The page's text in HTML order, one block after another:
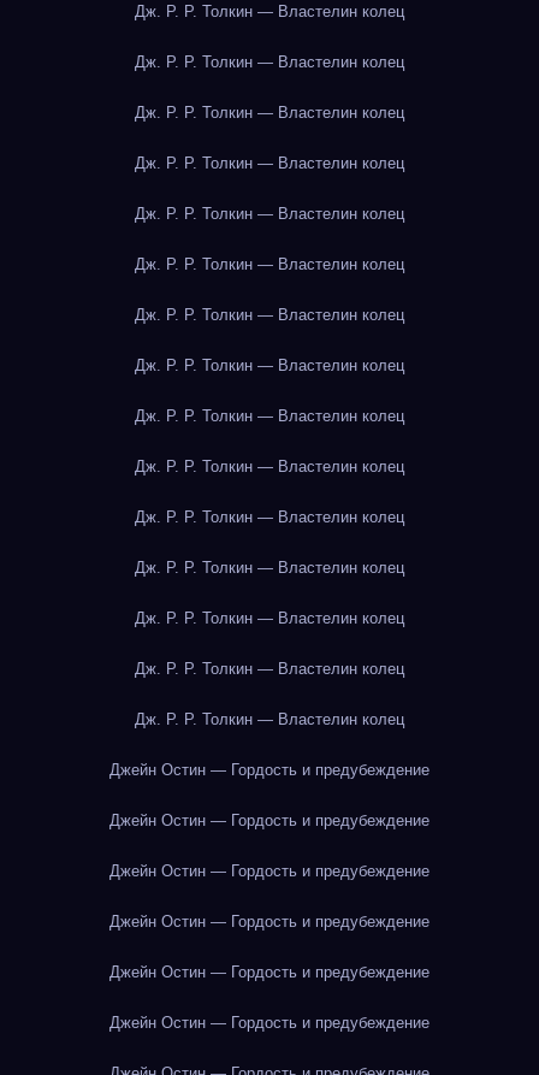
Дж. Р. Р. Толкин — Властелин колец
Дж. Р. Р. Толкин — Властелин колец
Дж. Р. Р. Толкин — Властелин колец
Дж. Р. Р. Толкин — Властелин колец
Дж. Р. Р. Толкин — Властелин колец
Дж. Р. Р. Толкин — Властелин колец
Дж. Р. Р. Толкин — Властелин колец
Дж. Р. Р. Толкин — Властелин колец
Дж. Р. Р. Толкин — Властелин колец
Дж. Р. Р. Толкин — Властелин колец
Дж. Р. Р. Толкин — Властелин колец
Дж. Р. Р. Толкин — Властелин колец
Дж. Р. Р. Толкин — Властелин колец
Дж. Р. Р. Толкин — Властелин колец
Дж. Р. Р. Толкин — Властелин колец
Джейн Остин — Гордость и предубеждение
Джейн Остин — Гордость и предубеждение
Джейн Остин — Гордость и предубеждение
Джейн Остин — Гордость и предубеждение
Джейн Остин — Гордость и предубеждение
Джейн Остин — Гордость и предубеждение